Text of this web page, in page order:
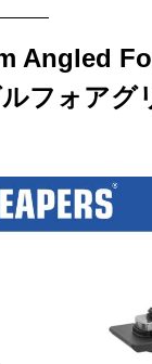
Angled
フォアグ